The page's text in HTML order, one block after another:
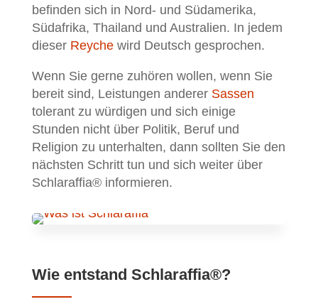
befinden sich in Nord- und Südamerika,
Südafrika, Thailand und Australien. In jedem
dieser Reychewird Deutsch gesprochen.
Wenn Sie gerne zuhören wollen, wenn Sie
bereit sind, Leistungen anderer Sassen
tolerant zu würdigen und sich einige
Stunden nicht über Politik, Beruf und
Religion zu unterhalten, dann sollten Sie den
nächsten Schritt tun und sich weiter über
Schlaraffia® informieren.
Wie entstand Schlaraffia®?